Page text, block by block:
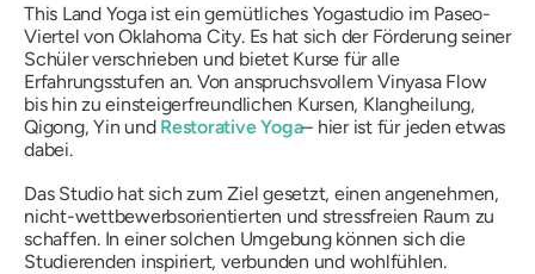
This Land Yoga ist ein gemütliches Yogastudio im Paseo-
Viertel von Oklahoma City. Es hat sich der Förderung seiner
Schüler verschrieben und bietet Kurse für alle
Erfahrungsstufen an. Von anspruchsvollem Vinyasa Flow
bis hin zu einsteigerfreundlichen Kursen, Klangheilung,
Qigong, Yin und Restorative Yoga– hier ist für jeden etwas
dabei.
Das Studio hat sich zum Ziel gesetzt, einen angenehmen,
nicht-wettbewerbsorientierten und stressfreien Raum zu
schaffen. In einer solchen Umgebung können sich die
Studierenden inspiriert, verbunden und wohlfühlen.